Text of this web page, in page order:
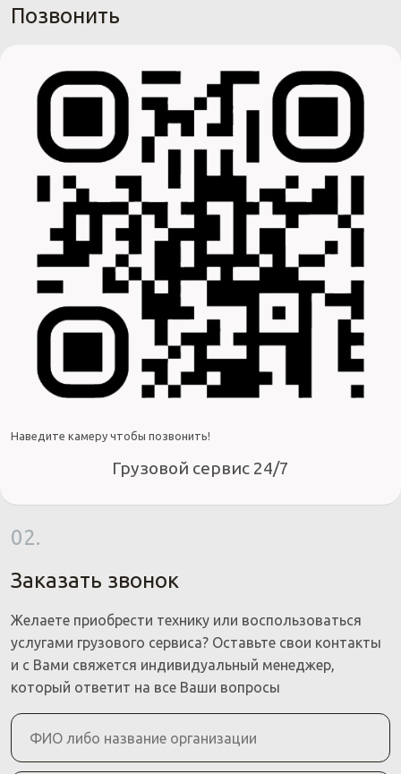
Позвонить
Наведите камеру чтобы позвонить!
Грузовой сервис 24/7
02.
Заказать звонок
Желаете приобрести технику или воспользоваться
услугами грузового сервиса? Оставьте свои контакты
и с Вами свяжется индивидуальный менеджер,
который ответит на все Ваши вопросы